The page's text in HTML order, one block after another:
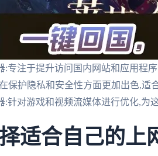
:专注于提升访问国内网站和应用程
保护隐私和安全性方面更加出色,适
:针对游戏和视频流媒体进行优化,为
适合自己的上